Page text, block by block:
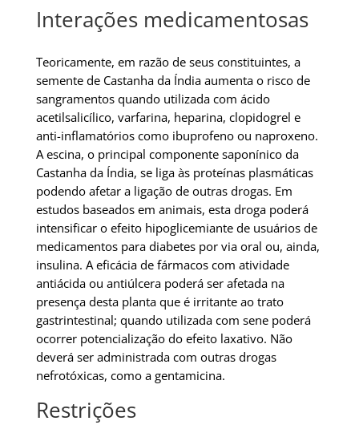
Interações medicamentosas
Teoricamente, em razão de seus constituintes, a
semente de Castanha da Índia aumenta o risco de
sangramentos quando utilizada com ácido
acetilsalicílico, varfarina, heparina, clopidogrel e
anti-inflamatórios como ibuprofeno ou naproxeno.
A escina, o principal componente saponínico da
Castanha da Índia, se liga às proteínas plasmáticas
podendo afetar a ligação de outras drogas. Em
estudos baseados em animais, esta droga poderá
intensificar o efeito hipoglicemiante de usuários de
medicamentos para diabetes por via oral ou, ainda,
insulina. A eficácia de fármacos com atividade
antiácida ou antiúlcera poderá ser afetada na
presença desta planta que é irritante ao trato
gastrintestinal; quando utilizada com sene poderá
ocorrer potencialização do efeito laxativo. Não
deverá ser administrada com outras drogas
nefrotóxicas, como a gentamicina.
Restrições